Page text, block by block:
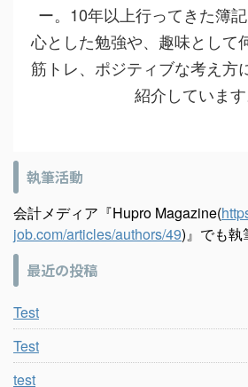
ー。10年以上行ってきた簿
心とした勉強や、趣味として
筋トレ、ポジティブな考え方
紹介しています
執筆活動
会計メディア『Hupro Magazine(
job.com/articles/authors/49)』でも執
最近の投稿
Test
Test
test